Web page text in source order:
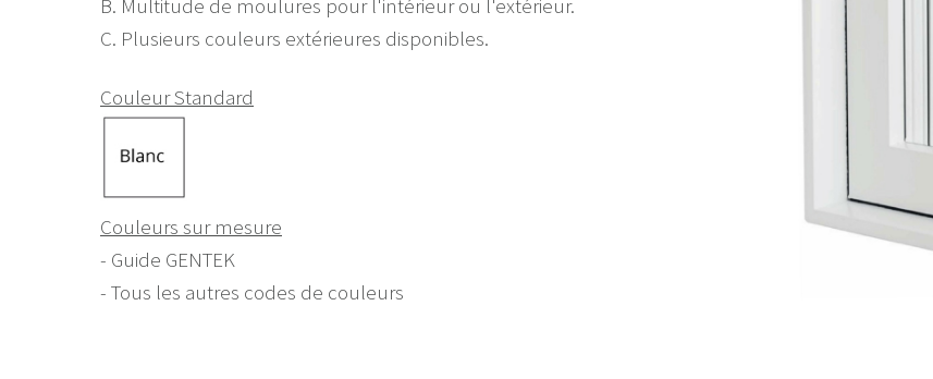
C. Plusieurs couleurs extérieures disponibles.
Couleur Standard
Couleurs sur mesure
- Guide GENTEK
- Tous les autres codes de couleurs